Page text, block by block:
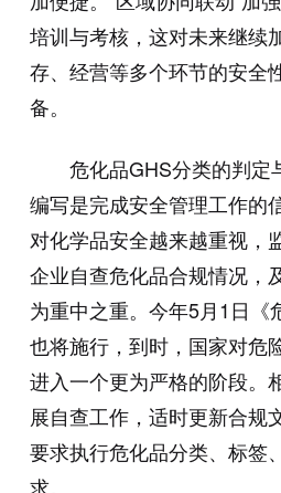
培训与考核，这对未来继续
存、经营等多个环节的安全
备。
危化品GHS分类的判定
编写是完成安全管理工作的
对化学品安全越来越重视，
企业自查危化品合规情况，
为重中之重。今年5月1日《
也将施行，到时，国家对危
进入一个更为严格的阶段。
展自查工作，适时更新合规
要求执行危化品分类、标签
求。